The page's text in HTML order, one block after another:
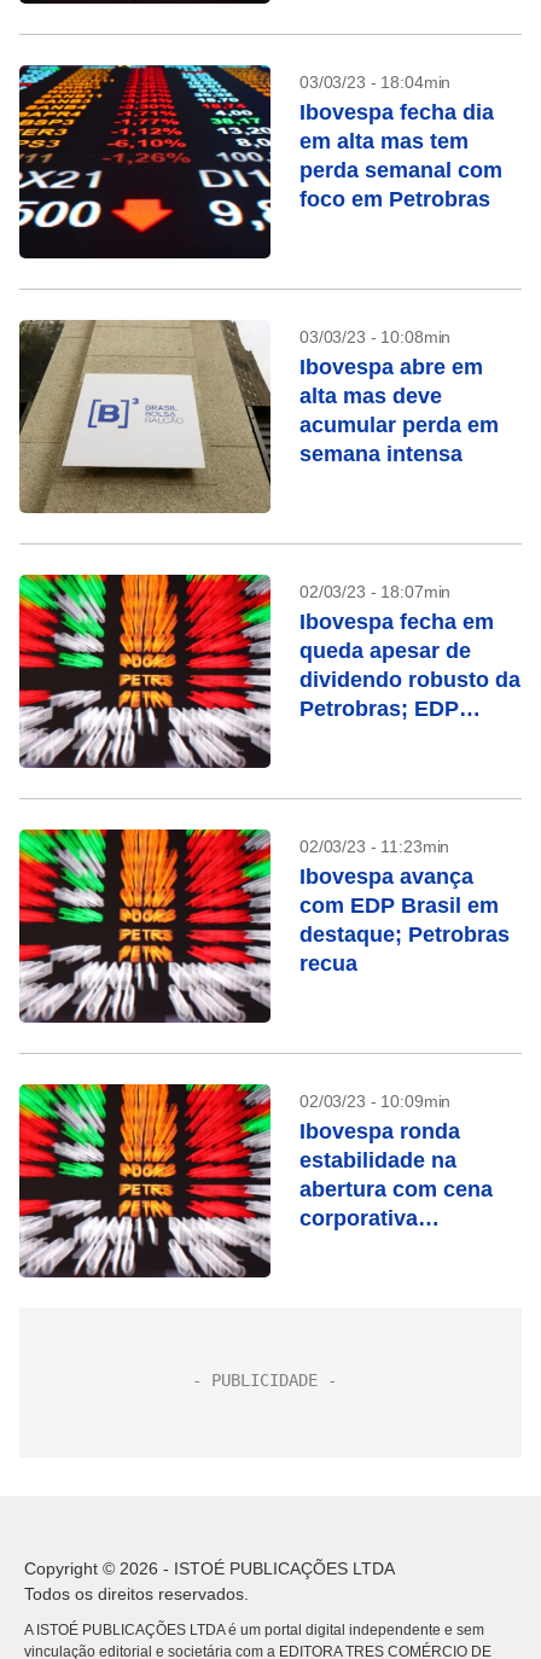
03/03/23 - 18:04min
Ibovespa fecha dia
em alta mas tem
perda semanal com
foco em Petrobras
03/03/23 - 10:08min
Ibovespa abre em
alta mas deve
acumular perda em
semana intensa
02/03/23 - 18:07min
Ibovespa fecha em
queda apesar de
dividendo robusto da
Petrobras; EDP
02/03/23 - 11:23min
Ibovespa avança
com EDP Brasil em
destaque; Petrobras
recua
02/03/23 - 10:09min
Ibovespa ronda
estabilidade na
abertura com cena
corporativa
Copyright © 2026 - ISTOÉ PUBLICAÇÕES LTDA
Todos os direitos reservados.
A ISTOÉ PUBLICAÇÕES LTDA é um portal digital independente e sem
vinculação editorial e societária com a EDITORA TRES COMÉRCIO DE